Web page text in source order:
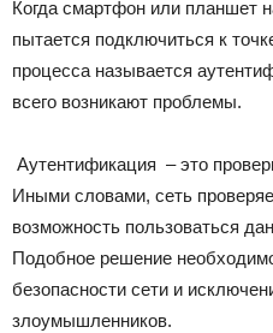
Когда смартфон или планшет
пытается подключиться к
процесса называется
всего возникают проблемы.
Аутентификация – это
Иными словами, сеть
возможность пользоваться
Подобное решение
безопасности сети и
злоумышленников.